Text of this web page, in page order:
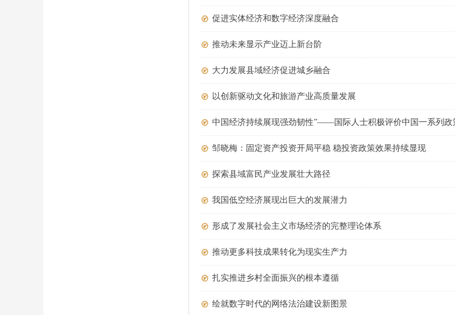
促进实体经济和数字经济深度融合
推动未来显示产业迈上新台阶
大力发展县域经济促进城乡融合
以创新驱动文化和旅游产业高质量发展
中国经济持续展现强劲韧性”——国际人士积极评价中国一系列政
邹晓梅：固定资产投资开局平稳 稳投资政策效果持续显现
探索县域富民产业发展壮大路径
我国低空经济展现出巨大的发展潜力
形成了发展社会主义市场经济的完整理论体系
推动更多科技成果转化为现实生产力
扎实推进乡村全面振兴的根本遵循
绘就数字时代的网络法治建设新图景